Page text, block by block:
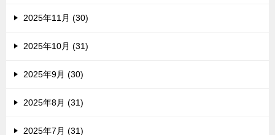
2025年11月 (30)
2025年10月 (31)
2025年9月 (30)
2025年8月 (31)
2025年7月 (31)